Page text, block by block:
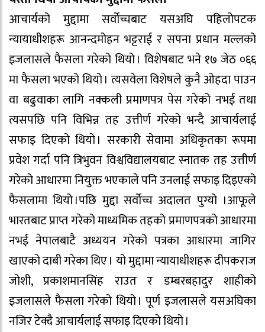
आचार्यको मुद्दामा सर्वोच्चबाट यसअघि पहिलोपटक
न्यायाधीशहरू आनन्दमोहन भट्टराई र सपना प्रधान मल्लको
इजलासले फैसला गरेको थियो । विशेषबाट भने १७ जेठ ०६६
मा फैसला भएको थियो । त्यसवेला विशेषले कुनै ओहदा पाउन
वा बढुवाका लागि नक्कली प्रमाणपत्र पेस गरेको नभई तथा
त्यसपछि पनि विभिन्न तह उत्तीर्ण गरेको भन्दै आचार्यलाई
सफाइ दिएको थियो । सरकारी सेवामा अधिकृतका रूपमा
प्रवेश गर्दा पनि त्रिभुवन विश्वविद्यालयबाट स्नातक तह उत्तीर्ण
गरेको आधारमा नियुक्त भएकाले पनि उनलाई सफाइ दिइएको
फैसलामा थियो ।पछि मुद्दा सर्वोच्च अदालत पुग्यो ।आफूले
भारतबाट प्राप्त गरेको माध्यमिक तहको प्रमाणपत्रको आधारमा
नभई नेपालबाटै अध्ययन गरेको पत्रका आधारमा जागिर
खाएको दाबी गरेका थिए । यो मुद्दामा न्यायाधीशहरू दीपकराज
जोशी, प्रकाशमानसिंह राउत र डम्बरबहादुर शाहीको
इजलासले फैसला गरेको थियो । पूर्ण इजलासले यसअघिका
नजिर टेक्दै आचार्यलाई सफाइ दिएको थियो ।